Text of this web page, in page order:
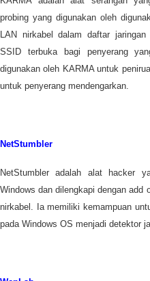
probing yang digunakan oleh
LAN nirkabel dalam daftar
SSID terbuka bagi penyerang
digunakan oleh KARMA untuk
untuk penyerang mendengarkan.
NetStumbler
NetStumbler adalah alat hacker
Windows dan dilengkapi dengan add
nirkabel. Ia memiliki kemampuan
pada Windows OS menjadi detektor